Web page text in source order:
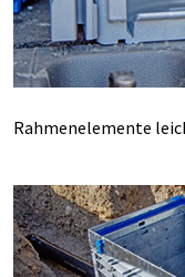
Rahmenelemente